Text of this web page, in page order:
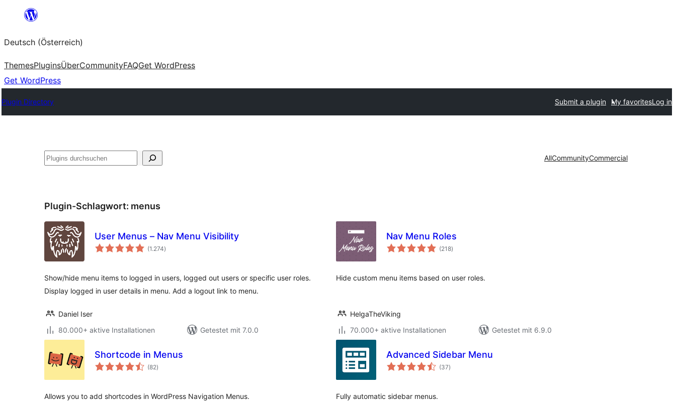
springen
Deutsch (Österreich)
ThemesPluginsÜberCommunityFAQGet WordPress
Get WordPress
Plugin Directory Submit a plugin My favoritesLog in
Suchen AllCommunityCommercial
Plugin-Schlagwort: menus
User Menus – Nav Menu Visibility
(1.274Bewertungen
gesamt
)
Show/hide menu items to logged in users, logged out users or specific user roles.
Display logged in user details in menu. Add a logout link to menu.
Daniel Iser
80.000+ aktive Installationen
Getestet mit 7.0.0
Nav Menu Roles
(218Bewertungen
gesamt
)
Hide custom menu items based on user roles.
HelgaTheViking
70.000+ aktive Installationen
Getestet mit 6.9.0
Shortcode in Menus
(82Bewertungen
gesamt
)
Allows you to add shortcodes in WordPress Navigation Menus.
Advanced Sidebar Menu
(37Bewertungen
gesamt
)
Fully automatic sidebar menus.